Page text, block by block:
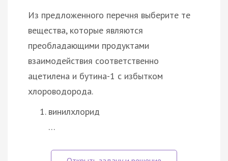
Из предложенного перечня выберите те
вещества, которые являются
преобладающими продуктами
взаимодействия соответственно
ацетилена и бутина-1 с избытком
хлороводорода.
винилхлорид
…